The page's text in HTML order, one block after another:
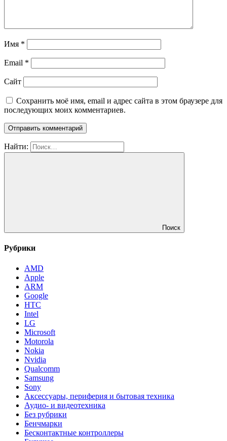
Имя *
Email *
Сайт
Сохранить моё имя, email и адрес сайта в этом браузере для
последующих моих комментариев.
Найти:
Поиск
Рубрики
AMD
Apple
ARM
Google
HTC
Intel
LG
Microsoft
Motorola
Nokia
Nvidia
Qualcomm
Samsung
Sony
Аксессуары, периферия и бытовая техника
Аудио- и видеотехника
Без рубрики
Бенчмарки
Бесконтактные контроллеры